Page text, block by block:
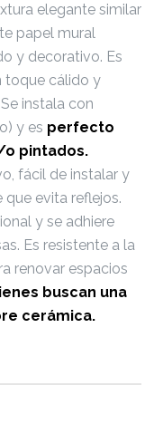
elegante similar
papel mural
y decorativo. Es
toque cálido y
instala con
y es perfecto
o pintados.
fácil de instalar y
evita reflejos.
y se adhiere
Es resistente a la
renovar espacios
buscan una
cerámica.